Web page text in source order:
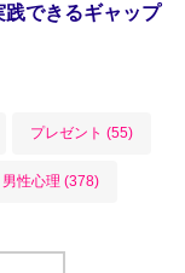
できるギャップ
プレゼント (55)
男性心理 (378)